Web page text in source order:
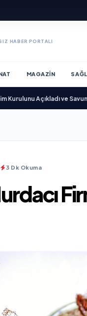
HABER PORTALI
MAGAZIN
Açıkladı ve Savunma
3 Dk Okuma